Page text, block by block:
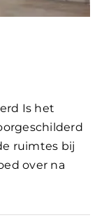
Is het
ruimtes bij
over na